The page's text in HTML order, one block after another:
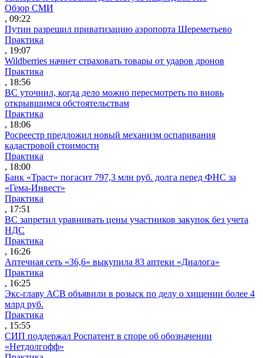
Обзор СМИ
, 09:22
Путин разрешил приватизацию аэропорта Шереметьево
Практика
, 19:07
Wildberries начнет страховать товары от ударов дронов
Практика
, 18:56
ВС уточнил, когда дело можно пересмотреть по вновь
открывшимся обстоятельствам
Практика
, 18:06
Росреестр предложил новый механизм оспаривания
кадастровой стоимости
Практика
, 18:00
Банк «Траст» погасит 797,3 млн руб. долга перед ФНС за
«Гема-Инвест»
Практика
, 17:51
ВС запретил уравнивать цены участников закупок без учета
НДС
Практика
, 16:26
Аптечная сеть «36,6» выкупила 83 аптеки «Диалога»
Практика
, 16:25
Экс-главу АСВ объявили в розыск по делу о хищении более 4
млрд руб.
Практика
, 15:55
СИП поддержал Роспатент в споре об обозначении
«Нетдолгофф»